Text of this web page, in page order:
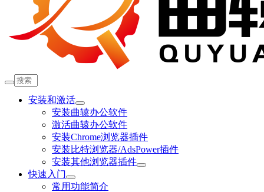
安装和激活
安装曲辕办公软件
激活曲辕办公软件
安装Chrome浏览器插件
安装比特浏览器/AdsPower插件
安装其他浏览器插件
快速入门
常用功能简介